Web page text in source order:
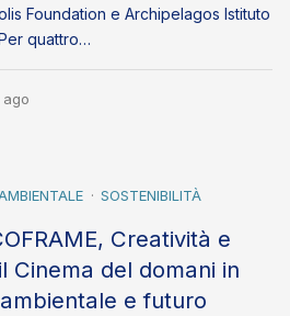
Foundation e Archipelagos Istituto
quattro…
SOSTENIBILITÀ
Creatività e
Cinema del domani in
e futuro